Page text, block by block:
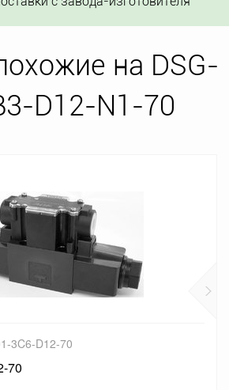
на DSG-
D12-N1-70
D12-70